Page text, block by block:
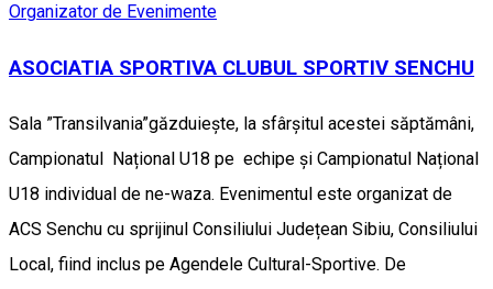
Organizator de Evenimente
ASOCIATIA SPORTIVA CLUBUL SPORTIV SENCHU
Sala ”Transilvania”găzduiește, la sfârșitul acestei săptămâni,
Campionatul Național U18 pe echipe și Campionatul Național
U18 individual de ne-waza. Evenimentul este organizat de
ACS Senchu cu sprijinul Consiliului Județean Sibiu, Consiliului
Local, fiind inclus pe Agendele Cultural-Sportive. De